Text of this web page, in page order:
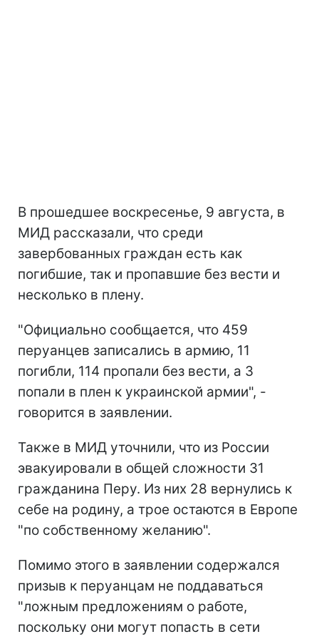
В прошедшее воскресенье, 9 августа, в
МИД рассказали, что среди
завербованных граждан есть как
погибшие, так и пропавшие без вести и
несколько в плену.
"Официально сообщается, что 459
перуанцев записались в армию, 11
погибли, 114 пропали без вести, а 3
попали в плен к украинской армии", -
говорится в заявлении.
Также в МИД уточнили, что из России
эвакуировали в общей сложности 31
гражданина Перу. Из них 28 вернулись к
себе на родину, а трое остаются в Европе
"по собственному желанию".
Помимо этого в заявлении содержался
призыв к перуанцам не поддаваться
"ложным предложениям о работе,
поскольку они могут попасть в сети